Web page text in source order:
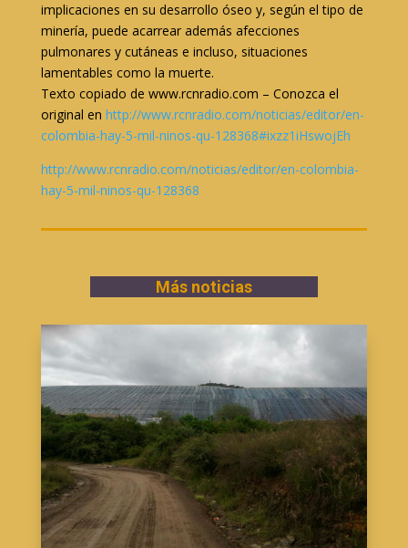
implicaciones en su desarrollo óseo y, según el tipo de
minería, puede acarrear además afecciones
pulmonares y cutáneas e incluso, situaciones
lamentables como la muerte.
Texto copiado de www.rcnradio.com – Conozca el
original en http://www.rcnradio.com/noticias/editor/en-
colombia-hay-5-mil-ninos-qu-128368#ixzz1iHswojEh
http://www.rcnradio.com/noticias/editor/en-colombia-
hay-5-mil-ninos-qu-128368
Más noticias